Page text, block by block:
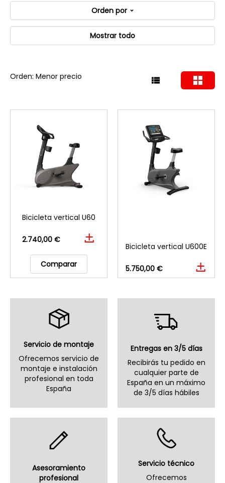
Orden por
Mostrar todo
Orden: Menor precio
Bicicleta vertical U60
2.740,00 €
Comparar
Bicicleta vertical U600E
5.750,00 €
Servicio de montaje
Ofrecemos servicio de
montaje e instalación
profesional en toda
España
Entregas en 3/5 días
Recibirás tu pedido en
cualquier parte de
España en un máximo
de 3/5 días hábiles
Asesoramiento
profesional
Servicio técnico
Ofrecemos